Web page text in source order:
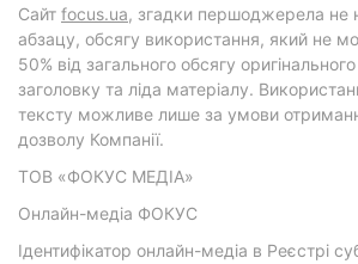
Cайт focus.ua, згадки першоджерела не
абзацу, обсягу використання, який не
50% від загального обсягу
заголовку та ліда матеріалу.
тексту можливе лише за умови
дозволу Компанії.
ТОВ «ФОКУС МЕДІА»
Онлайн-медіа ФОКУС
Ідентифікатор онлайн-медіа в Реєстрі